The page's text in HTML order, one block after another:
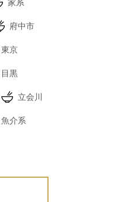
家系
府中市
東京
目黒
立会川
魚介系